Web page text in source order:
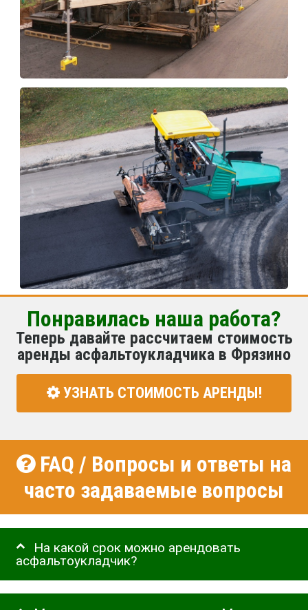
Понравилась наша работа?
Теперь давайте рассчитаем стоимость
аренды асфальтоукладчика в Фрязино
УЗНАТЬ СТОИМОСТЬ АРЕНДЫ!
FAQ / Вопросы и ответы на
часто задаваемые вопросы
На какой срок можно арендовать
асфальтоукладчик?